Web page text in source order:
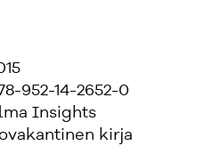
952-14-2652-0
Insights
kirja